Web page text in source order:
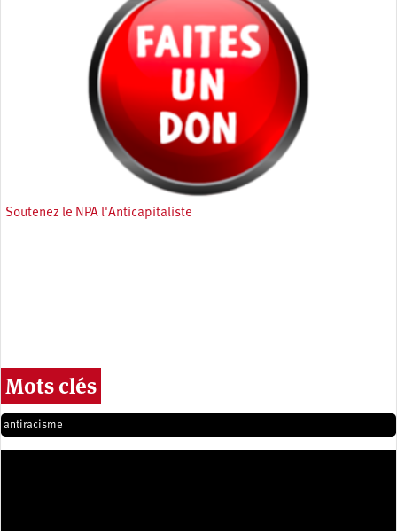
Soutenez le NPA l'Anticapitaliste
Mots clés
antiracisme